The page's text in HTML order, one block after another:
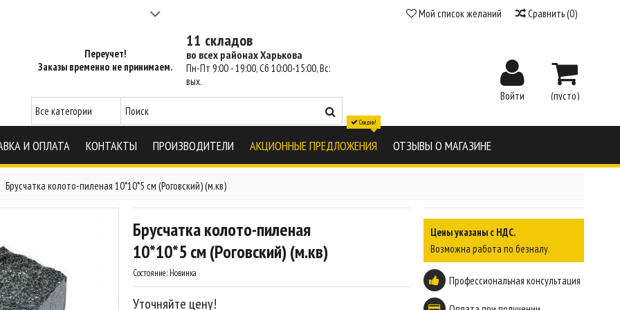
3 часа - SM Харьков Сравнить(0)
Мой список желаний
Переучет!
Заказы временно не принимаем.
11 складов
во всех районах Харькова
Пн-Пт 9:00 - 19:00, Сб 10:00-15:00, Вс:
вых.
(пусто)
Войти
И ОПЛАТА КОНТАКТЫ ПРОИЗВОДИТЕЛИ АКЦИОННЫЕ ПРЕДЛОЖЕНИЯ
Скидки!
ОТЗЫВЫ О МАГАЗИНЕ
Брусчатка колото-пиленая 10*10*5 см (Роговский) (м.кв)
Брусчатка колото-пиленая
10*10*5 см (Роговский) (м.кв)
Состояние: Новинка
Уточняйте цену!
Цены указаны с НДС.
Возможна работа по безналу.
Профессиональная консультация